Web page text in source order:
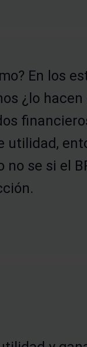
En los
¿lo
utilidad,
se si el